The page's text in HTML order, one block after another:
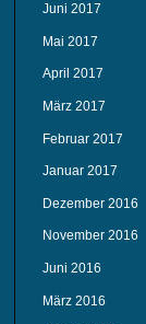
Juni 2017
Mai 2017
April 2017
März 2017
Februar 2017
Januar 2017
Dezember 2016
November 2016
Juni 2016
März 2016